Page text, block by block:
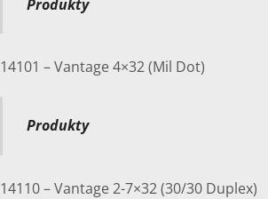
Produkty
14101 – Vantage 4×32 (Mil Dot)
Produkty
14110 – Vantage 2-7×32 (30/30 Duplex)